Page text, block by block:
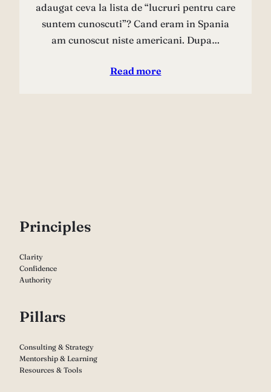
adaugat ceva la lista de “lucruri pentru care
suntem cunoscuti”? Cand eram in Spania
am cunoscut niste americani. Dupa…
Read more
Principles
Clarity
Confidence
Authority
Pillars
Consulting & Strategy
Mentorship & Learning
Resources & Tools